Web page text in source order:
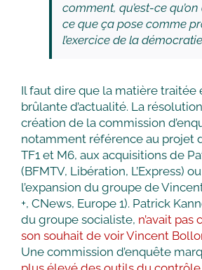
comment, qu’est-ce
ce que ça pose comme
l’exercice de la
Il faut dire que la matière traitée
brûlante d’actualité. La
création de la commission
notamment référence au projet
TF1 et M6, aux acquisitions de
(BFMTV, Libération, L’Express)
l’expansion du groupe de
+, CNews, Europe 1). Patrick
du groupe socialiste, n’avait
son souhait de voir Vincent
Une commission d’enquête